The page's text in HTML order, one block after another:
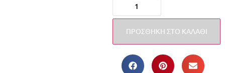
ΠΡΟΣΘΉΚΗ ΣΤΟ ΚΑΛΆΘΙ